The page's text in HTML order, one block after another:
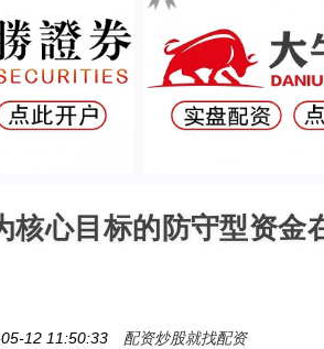
核心目标的防守型资金
12 11:50:33 配资炒股就找配资